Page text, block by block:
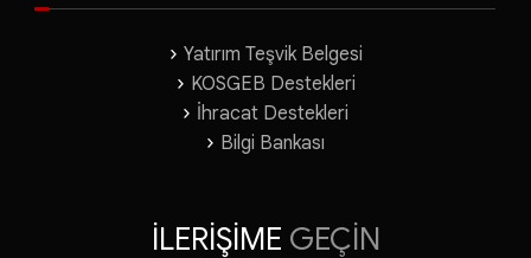
Yatırım Teşvik Belgesi
KOSGEB Destekleri
İhracat Destekleri
Bilgi Bankası
İLERİŞİME GEÇİN